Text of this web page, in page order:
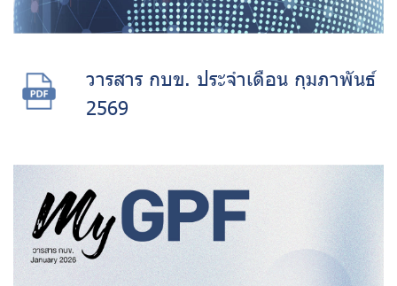
วารสาร กบข. ประจำเดือน กุมภาพันธ์
2569